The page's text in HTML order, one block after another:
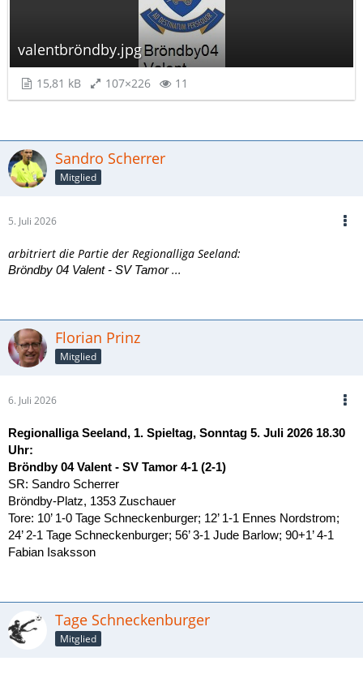
valentbröndby.jpg
15,81 kB 107×226 11
Sandro Scherrer
Mitglied
5. Juli 2026
arbitriert die Partie der Regionalliga Seeland:
Bröndby 04 Valent - SV Tamor...
Florian Prinz
Mitglied
6. Juli 2026
Regionalliga Seeland, 1. Spieltag, Sonntag 5. Juli 2026 18.30
Uhr:
Bröndby 04 Valent - SV Tamor 4-1 (2-1)
SR: Sandro Scherrer
Bröndby-Platz, 1353 Zuschauer
Tore: 10’ 1-0 Tage Schneckenburger; 12’ 1-1 Ennes Nordstrom;
24’ 2-1 Tage Schneckenburger; 56’ 3-1 Jude Barlow; 90+1’ 4-1
Fabian Isaksson
Tage Schneckenburger
Mitglied